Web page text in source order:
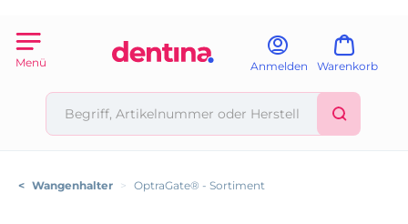
Menü Anmelden Warenkorb
< Wangenhalter > OptraGate® - Sortiment